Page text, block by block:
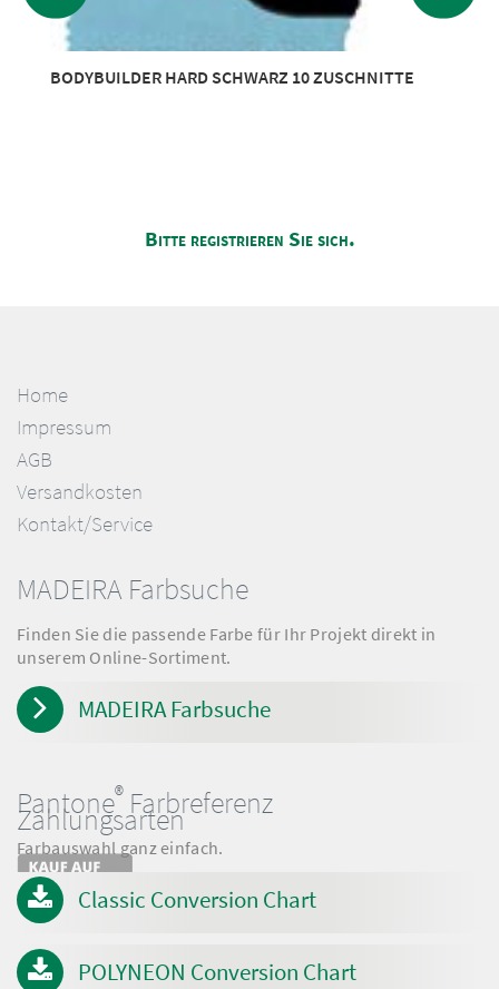
BODYBUILDER HARD SCHWARZ 10 ZUSCHNITTE
Bitte registrieren Sie sich.
Home
Impressum
AGB
Versandkosten
Kontakt/Service
Zahlungsarten
MADEIRA Farbsuche
Finden Sie die passende Farbe für Ihr Projekt direkt in
unserem Online-Sortiment.
MADEIRA Farbsuche
Pantone® Farbreferenz
Farbauswahl ganz einfach.
Classic Conversion Chart
POLYNEON Conversion Chart